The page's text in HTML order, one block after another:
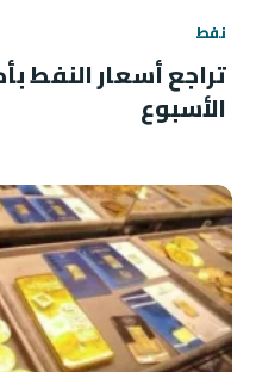
نفط
الأسبوع